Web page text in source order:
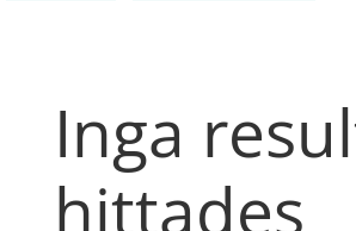
Inga
hittades